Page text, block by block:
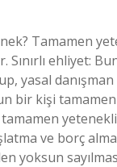
Tamamen
ehliyet:
yasal
bir kişi
ve borç
yoksun